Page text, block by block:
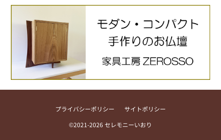
プライバシーポリシー
サイトポリシー
©2021-2026 セレモニーいおり